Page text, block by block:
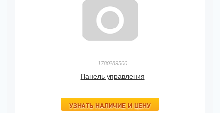
1780289500
Панель управления
УЗНАТЬ НАЛИЧИЕ И ЦЕНУ